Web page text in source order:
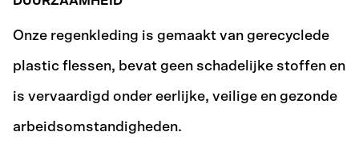
Onze regenkleding is gemaakt van gerecyclede
plastic flessen, bevat geen schadelijke stoffen en
is vervaardigd onder eerlijke, veilige en gezonde
arbeidsomstandigheden.